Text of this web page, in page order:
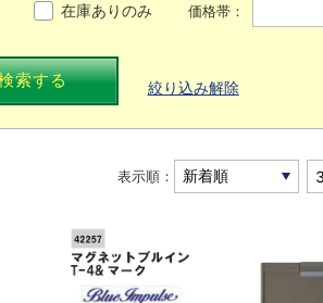
在庫ありのみ 価格帯：
索する 絞り込み解除
表示順：